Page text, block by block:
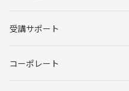
受講サポート
コーポレート